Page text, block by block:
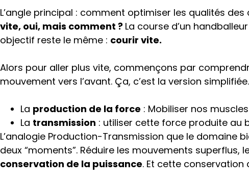
L’angle principal : comment optimiser les qualités
vite, oui, mais comment ? La course d’un
objectif reste le même : courir vite.
Alors pour aller plus vite, commençons par
mouvement vers l’avant. Ça, c’est la version
La production de la force : Mobiliser nos
La transmission : utiliser cette force produite au
L’analogie Production-Transmission que le domaine
deux “moments”. Réduire les mouvements
conservation de la puissance. Et cette